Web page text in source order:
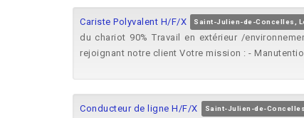
Cariste Polyvalent H/F/X Saint-Julien-de-Concelles,
du chariot 90% Travail en extérieur /
rejoignant notre client Votre mission : -
Conducteur de ligne H/F/X Saint-Julien-de-